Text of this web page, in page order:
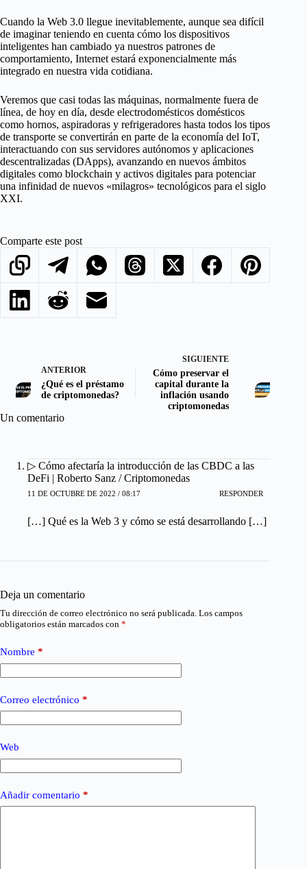
Cuando la Web 3.0 llegue inevitablemente, aunque sea difícil
de imaginar teniendo en cuenta cómo los dispositivos
inteligentes han cambiado ya nuestros patrones de
comportamiento, Internet estará exponencialmente más
integrado en nuestra vida cotidiana.
Veremos que casi todas las máquinas, normalmente fuera de
línea, de hoy en día, desde electrodomésticos domésticos
como hornos, aspiradoras y refrigeradores hasta todos los tipos
de transporte se convertirán en parte de la economía del IoT,
interactuando con sus servidores autónomos y aplicaciones
descentralizadas (DApps), avanzando en nuevos ámbitos
digitales como blockchain y activos digitales para potenciar
una infinidad de nuevos «milagros» tecnológicos para el siglo
XXI.
Comparte este post
ANTERIOR
¿Qué es el préstamo
de criptomonedas?
SIGUIENTE
Cómo preservar el
capital durante la
inflación usando
criptomonedas
Un comentario
▷ Cómo afectaría la introducción de las CBDC a las
DeFi | Roberto Sanz / Criptomonedas
11 DE OCTUBRE DE 2022 / 08:17 RESPONDER
[…] Qué es la Web 3 y cómo se está desarrollando […]
Deja un comentario
Tu dirección de correo electrónico no será publicada. Los campos
obligatorios están marcados con *
Nombre *
Correo electrónico *
Web
Añadir comentario *